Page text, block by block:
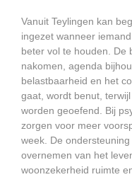
Vanuit Teylingen kan
ingezet wanneer
beter vol te houden. De
nakomen, agenda
belastbaarheid en het
gaat, wordt benut,
worden geoefend. Bij
zorgen voor meer
week. De
overnemen van het
woonzekerheid ruimte